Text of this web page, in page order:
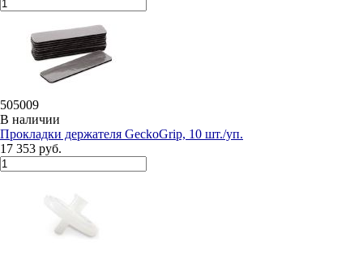
505009
В наличии
Прокладки держателя GeckoGrip, 10 шт./уп.
17 353 руб.